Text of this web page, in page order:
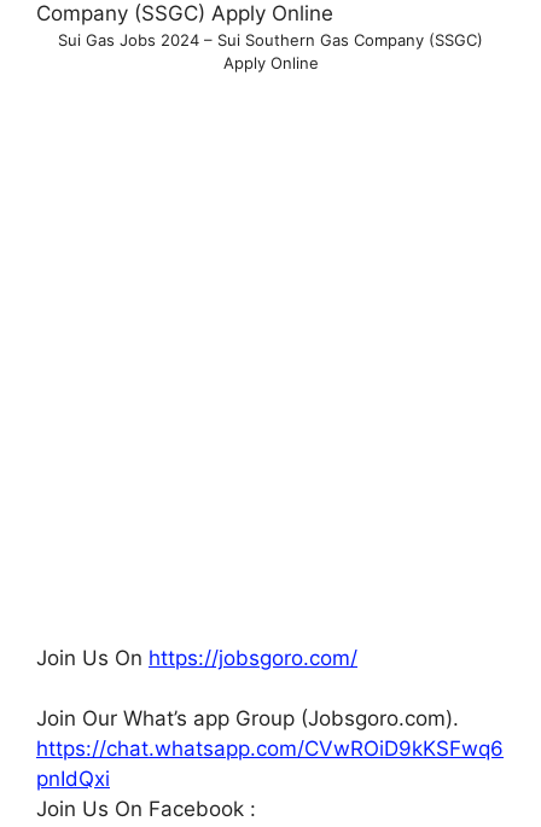
Sui Gas Jobs 2024 – Sui Southern Gas Company (SSGC)
Apply Online
Join Us On https://jobsgoro.com/
Join Our What’s app Group (Jobsgoro.com).
https://chat.whatsapp.com/CVwROiD9kKSFwq6
pnIdQxi
Join Us On Facebook :